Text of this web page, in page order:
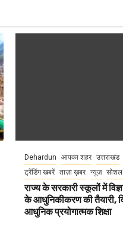
Dehardun आपका शहर उत्तराखंड
ट्रेंडिंग खबरें
ताज़ा ख़बर न्यूज़ सोशल
राज्य के सरकारी स्कूलों में
के आधुनिकीकरण की तैयारी,
आधुनिक प्रयोगात्मक शिक्षा